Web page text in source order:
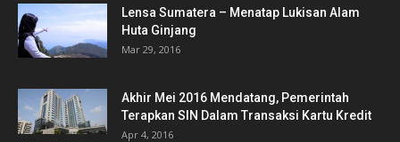
Lensa Sumatera – Menatap Lukisan Alam
Huta Ginjang
Mar 29, 2016
Akhir Mei 2016 Mendatang, Pemerintah
Terapkan SIN Dalam Transaksi Kartu Kredit
Apr 4, 2016